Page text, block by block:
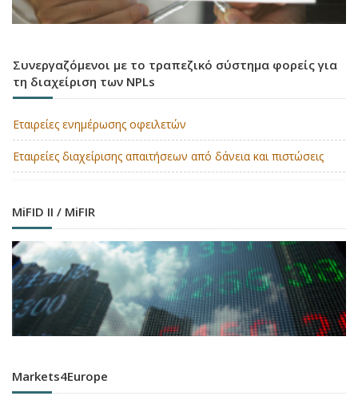
Συνεργαζόμενοι με το τραπεζικό σύστημα φορείς για
τη διαχείριση των NPLs
Εταιρείες ενημέρωσης οφειλετών
Εταιρείες διαχείρισης απαιτήσεων από δάνεια και πιστώσεις
MiFID II / MiFIR
Markets4Europe